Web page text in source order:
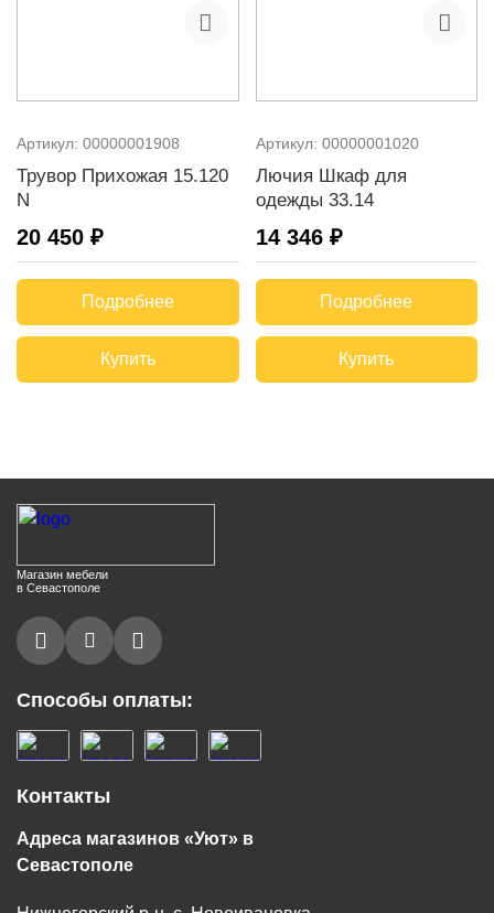
Артикул: 00000001908
Трувор Прихожая 15.120
N
20 450 ₽
Подробнее
Купить
Артикул: 00000001020
Лючия Шкаф для
одежды 33.14
14 346 ₽
Подробнее
Купить
Магазин мебели
в Севастополе
Способы оплаты:
Контакты
Адреса магазинов «Уют» в
Севастополе